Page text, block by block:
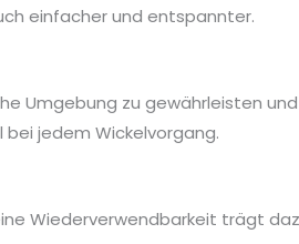
einfacher und entspannter.
Umgebung zu gewährleisten
jedem Wickelvorgang.
Wiederverwendbarkeit trägt